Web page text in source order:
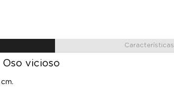
Características
vicioso